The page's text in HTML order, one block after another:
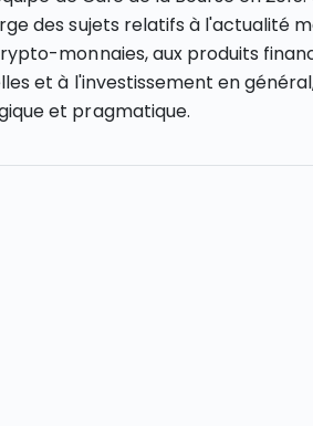
des sujets relatifs à l'actualité
monnaies, aux produits
et à l'investissement en
et pragmatique.